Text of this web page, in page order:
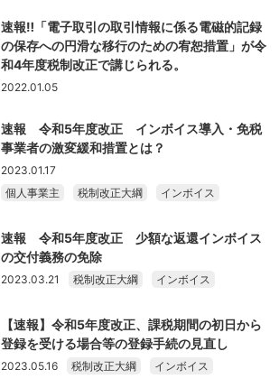
速報‼「電子取引の取引情報に係る電磁的記録
の保存への円滑な移行のための宥恕措置」が令
和4年度税制改正で講じられる。
2022.01.05
速報 令和5年度改正 インボイス導入・免税
事業者の激変緩和措置とは？
2023.01.17
個人事業主
税制改正大綱 インボイス
速報 令和5年度改正 少額な返還インボイス
の交付義務の免除
2023.03.21 税制改正大綱 インボイス
【速報】令和5年度改正、課税期間の初日から
登録を受ける場合等の登録手続の見直し
2023.05.16 税制改正大綱 インボイス